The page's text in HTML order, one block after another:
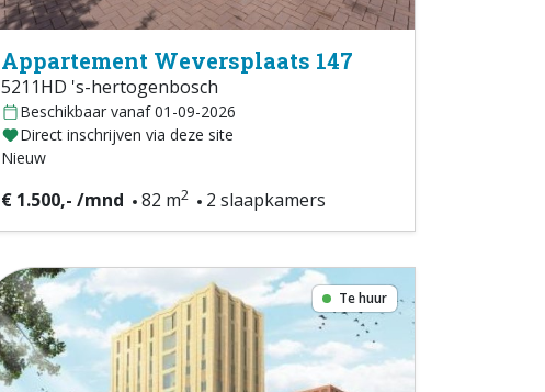
Appartement Weversplaats 147
5211HD 's-hertogenbosch
Beschikbaar vanaf 01-09-2026
Direct inschrijven via deze site
Nieuw
€ 1.500,- /mnd 82 m2 2 slaapkamers
Te huur